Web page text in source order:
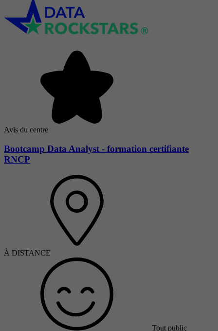
Avis du centre
Bootcamp Data Analyst - formation certifiante
RNCP
À DISTANCE
Tout public